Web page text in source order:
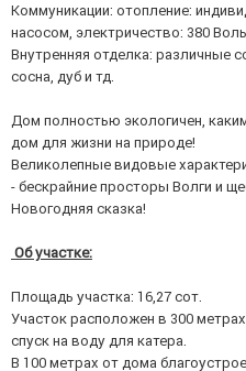
Коммуникации: отопление:
насосом, электричество: 380
Внутренняя отделка: различные
сосна, дуб и тд.
Дом полностью экологичен,
дом для жизни на природе!
Великолепные видовые
- бескрайние просторы Волги и
Новогодняя сказка!
Об участке:
Площадь участка: 16,27 сот.
Участок расположен в 300
спуск на воду для катера.
В 100 метрах от дома